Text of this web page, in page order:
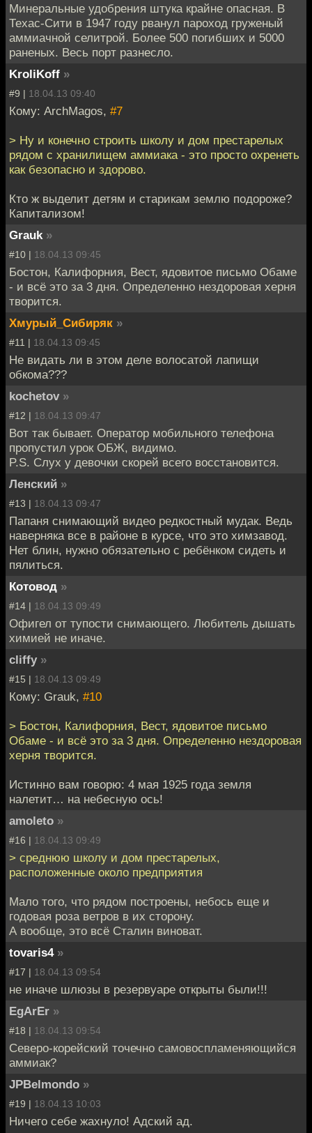
Минеральные удобрения штука крайне опасная. В
Техас-Сити в 1947 году рванул пароход груженый
аммиачной селитрой. Более 500 погибших и 5000
раненых. Весь порт разнесло.
KroliKoff »
#9 | 18.04.13 09:40
Кому: ArchMagos, #7
> Ну и конечно строить школу и дом престарелых
рядом с хранилищем аммиака - это просто охренеть
как безопасно и здорово.
Кто ж выделит детям и старикам землю подороже?
Капитализом!
Grauk »
#10 | 18.04.13 09:45
Бостон, Калифорния, Вест, ядовитое письмо Обаме
- и всё это за 3 дня. Определенно нездоровая херня
творится.
Хмурый_Сибиряк »
#11 | 18.04.13 09:45
Не видать ли в этом деле волосатой лапищи
обкома???
kochetov »
#12 | 18.04.13 09:47
Вот так бывает. Оператор мобильного телефона
пропустил урок ОБЖ, видимо.
P.S. Слух у девочки скорей всего восстановится.
Ленский »
#13 | 18.04.13 09:47
Папаня снимающий видео редкостный мудак. Ведь
наверняка все в районе в курсе, что это химзавод.
Нет блин, нужно обязательно с ребёнком сидеть и
пялиться.
Котовод »
#14 | 18.04.13 09:49
Офигел от тупости снимающего. Любитель дышать
химией не иначе.
cliffy »
#15 | 18.04.13 09:49
Кому: Grauk, #10
> Бостон, Калифорния, Вест, ядовитое письмо
Обаме - и всё это за 3 дня. Определенно нездоровая
херня творится.
Истинно вам говорю: 4 мая 1925 года земля
налетит… на небесную ось!
amoleto »
#16 | 18.04.13 09:49
> среднюю школу и дом престарелых,
расположенные около предприятия
Мало того, что рядом построены, небось еще и
годовая роза ветров в их сторону.
А вообще, это всё Сталин виноват.
tovaris4 »
#17 | 18.04.13 09:54
не иначе шлюзы в резервуаре открыты были!!!
EgArEr »
#18 | 18.04.13 09:54
Северо-корейский точечно самовоспламеняющийся
аммиак?
JPBelmondo »
#19 | 18.04.13 10:03
Ничего себе жахнуло! Адский ад.